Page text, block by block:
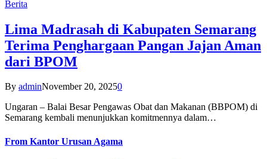
Berita
Lima Madrasah di Kabupaten Semarang
Terima Penghargaan Pangan Jajan Aman
dari BPOM
By adminNovember 20, 20250
Ungaran – Balai Besar Pengawas Obat dan Makanan (BBPOM) di
Semarang kembali menunjukkan komitmennya dalam…
From Kantor Urusan Agama